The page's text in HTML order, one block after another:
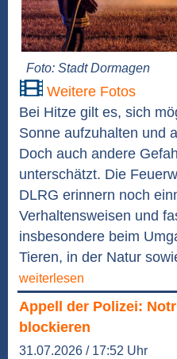
Foto: Stadt Dormagen
Weitere Fotos
Bei Hitze gilt es, sich
Sonne aufzuhalten und
Doch auch andere
unterschätzt. Die
DLRG erinnern noch
Verhaltensweisen und
insbesondere beim
Tieren, in der Natur
weiterlesen
Appell der Polizei:
blockieren
31.07.2026 / 17:52 Uhr